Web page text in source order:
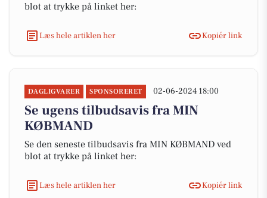
blot at trykke på linket her:
Læs hele artiklen her Kopiér link
DAGLIGVARER SPONSORERET 02-06-2024 18:00
Se ugens tilbudsavis fra MIN
KØBMAND
Se den seneste tilbudsavis fra MIN KØBMAND ved
blot at trykke på linket her:
Læs hele artiklen her Kopiér link